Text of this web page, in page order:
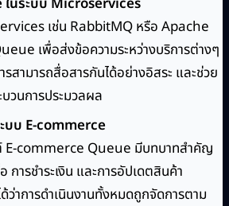
เช่น RabbitMQ หรือ Apache
เพื่อส่งข้อความระหว่างบริการต่างๆ
สามารถสื่อสารกันได้อย่างอิสระ และช่วย
วนการประมวลผล
บบ E-commerce
E-commerce Queue มีบทบาทสำคัญ
การชำระเงิน และการอัปเดตสินค้า
ว่าการดำเนินงานทั้งหมดถูกจัดการตาม